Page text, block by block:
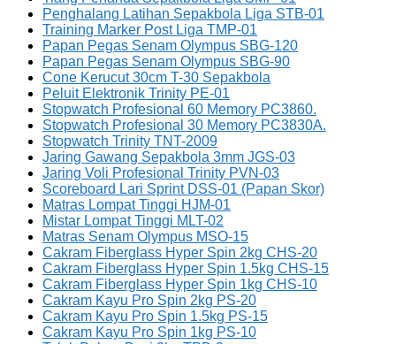
Penghalang Latihan Sepakbola Liga STB-01
Training Marker Post Liga TMP-01
Papan Pegas Senam Olympus SBG-120
Papan Pegas Senam Olympus SBG-90
Cone Kerucut 30cm T-30 Sepakbola
Peluit Elektronik Trinity PE-01
Stopwatch Profesional 60 Memory PC3860.
Stopwatch Profesional 30 Memory PC3830A.
Stopwatch Trinity TNT-2009
Jaring Gawang Sepakbola 3mm JGS-03
Jaring Voli Profesional Trinity PVN-03
Scoreboard Lari Sprint DSS-01 (Papan Skor)
Matras Lompat Tinggi HJM-01
Mistar Lompat Tinggi MLT-02
Matras Senam Olympus MSO-15
Cakram Fiberglass Hyper Spin 2kg CHS-20
Cakram Fiberglass Hyper Spin 1.5kg CHS-15
Cakram Fiberglass Hyper Spin 1kg CHS-10
Cakram Kayu Pro Spin 2kg PS-20
Cakram Kayu Pro Spin 1.5kg PS-15
Cakram Kayu Pro Spin 1kg PS-10